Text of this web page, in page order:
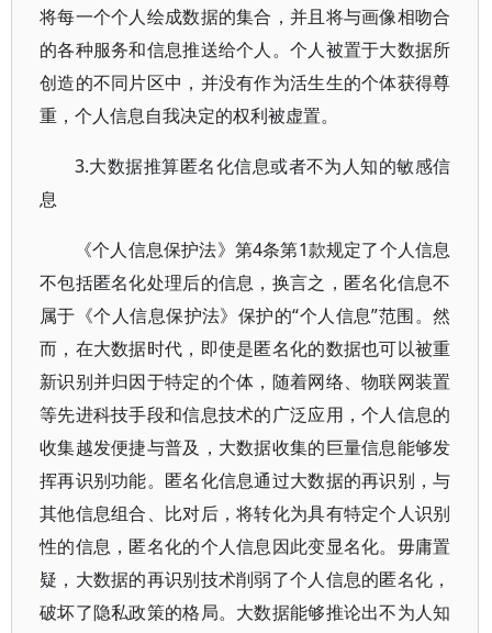
将每一个个人绘成数据的集合，并且将与画像相吻合
的各种服务和信息推送给个人。个人被置于大数据所
创造的不同片区中，并没有作为活生生的个体获得尊
重，个人信息自我决定的权利被虚置。
3.大数据推算匿名化信息或者不为人知的敏感信
息
《个人信息保护法》第4条第1款规定了个人信息
不包括匿名化处理后的信息，换言之，匿名化信息不
属于《个人信息保护法》保护的“个人信息”范围。然
而，在大数据时代，即使是匿名化的数据也可以被重
新识别并归因于特定的个体，随着网络、物联网装置
等先进科技手段和信息技术的广泛应用，个人信息的
收集越发便捷与普及，大数据收集的巨量信息能够发
挥再识别功能。匿名化信息通过大数据的再识别，与
其他信息组合、比对后，将转化为具有特定个人识别
性的信息，匿名化的个人信息因此变显名化。毋庸置
疑，大数据的再识别技术削弱了个人信息的匿名化，
破坏了隐私政策的格局。大数据能够推论出不为人知